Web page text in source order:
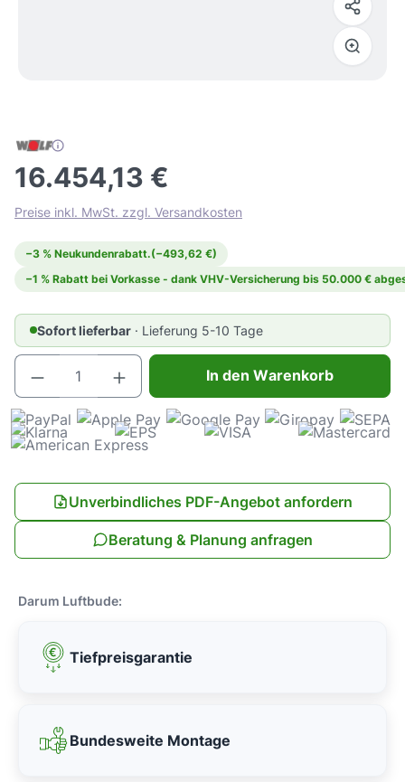
16.454,13 €
Preise inkl. MwSt. zzgl. Versandkosten
−3 % Neukundenrabatt.(−493,62 €)
−1 % Rabatt bei Vorkasse - dank VHV-Versicherung bis 50.000 €
Sofort lieferbar · Lieferung 5-10 Tage
Produkt Anzahl: Gib den gewünschten
In den Warenkorb
Unverbindliches PDF-Angebot anfordern
Beratung & Planung anfragen
Darum Luftbude:
Tiefpreisgarantie
Bundesweite Montage